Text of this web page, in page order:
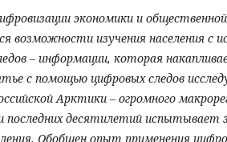
экономики и
возможности изучения населения с
– информации, которая
с помощью цифровых следов
Арктики – огромного
последних десятилетий испытывает
Обобщен опыт применения